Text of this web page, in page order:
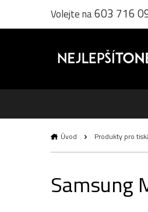
Volejte na603 716
Úvod Produkty pro
Samsung